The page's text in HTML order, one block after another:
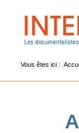
Vous êtes ici :